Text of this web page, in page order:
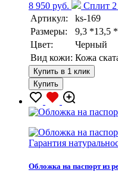
8 950 руб.
Сплит 2
Артикул:
ks-169
Размеры:
9,3 *13,5
Цвет:
Черный
Вид кожи: Кожа
Купить в 1 клик
Купить
Гарантия
Обложка на паспорт из